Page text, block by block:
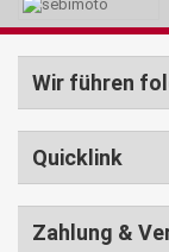
Wir führen
Quicklink
Zahlung &